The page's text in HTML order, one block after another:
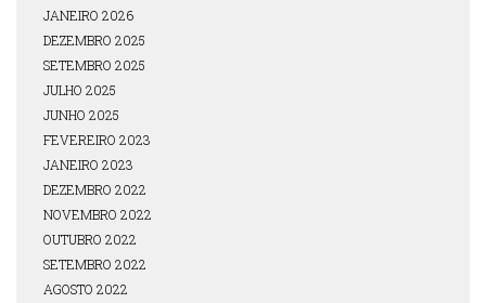
JANEIRO 2026
DEZEMBRO 2025
SETEMBRO 2025
JULHO 2025
JUNHO 2025
FEVEREIRO 2023
JANEIRO 2023
DEZEMBRO 2022
NOVEMBRO 2022
OUTUBRO 2022
SETEMBRO 2022
AGOSTO 2022